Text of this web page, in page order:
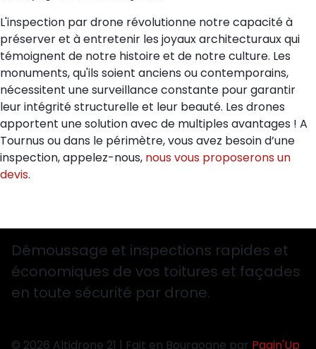
L'inspection par drone révolutionne notre capacité à
préserver et à entretenir les joyaux architecturaux qui
témoignent de notre histoire et de notre culture. Les
monuments, qu'ils soient anciens ou contemporains,
nécessitent une surveillance constante pour garantir
leur intégrité structurelle et leur beauté. Les drones
apportent une solution avec de multiples avantages ! A
Tournus ou dans le périmètre, vous avez besoin d’une
inspection, appelez-nous, nous vous proposerons un
devis.
Démoussage et inspections rapides et
économiques de vos toitures et façades
en toute sécurité par drone.
© 2026 Altidrone 21 | Fait en Bourgogne par Pagin'Up